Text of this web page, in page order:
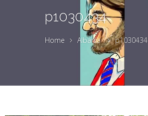
p1030434
Home Albania p1030434